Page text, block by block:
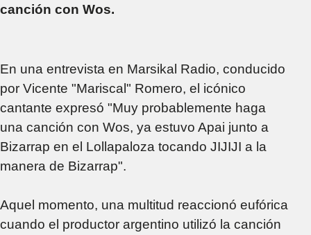
canción con Wos.
En una entrevista en Marsikal Radio, conducido
por Vicente "Mariscal" Romero, el icónico
cantante expresó "Muy probablemente haga
una canción con Wos, ya estuvo Apai junto a
Bizarrap en el Lollapaloza tocando JIJIJI a la
manera de Bizarrap".
Aquel momento, una multitud reaccionó eufórica
cuando el productor argentino utilizó la canción